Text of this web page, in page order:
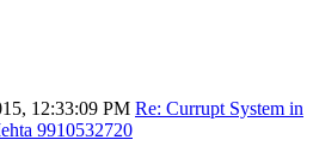
12:33:09 PM Re: Currupt System in
9910532720